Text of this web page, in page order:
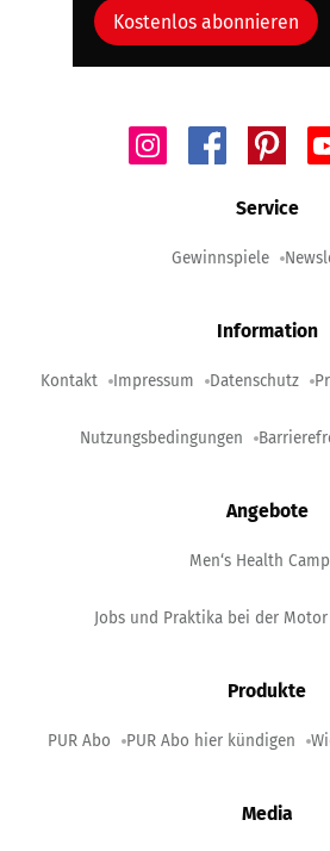
Kostenlos abonnieren
Service
Gewinnspiele
Information
Kontakt Impressum Datenschutz
Nutzungsbedingungen
Angebote
Men‘s Health Camp
Jobs und Praktika bei der Motor
Produkte
PUR Abo PUR Abo hier kündigen
Media